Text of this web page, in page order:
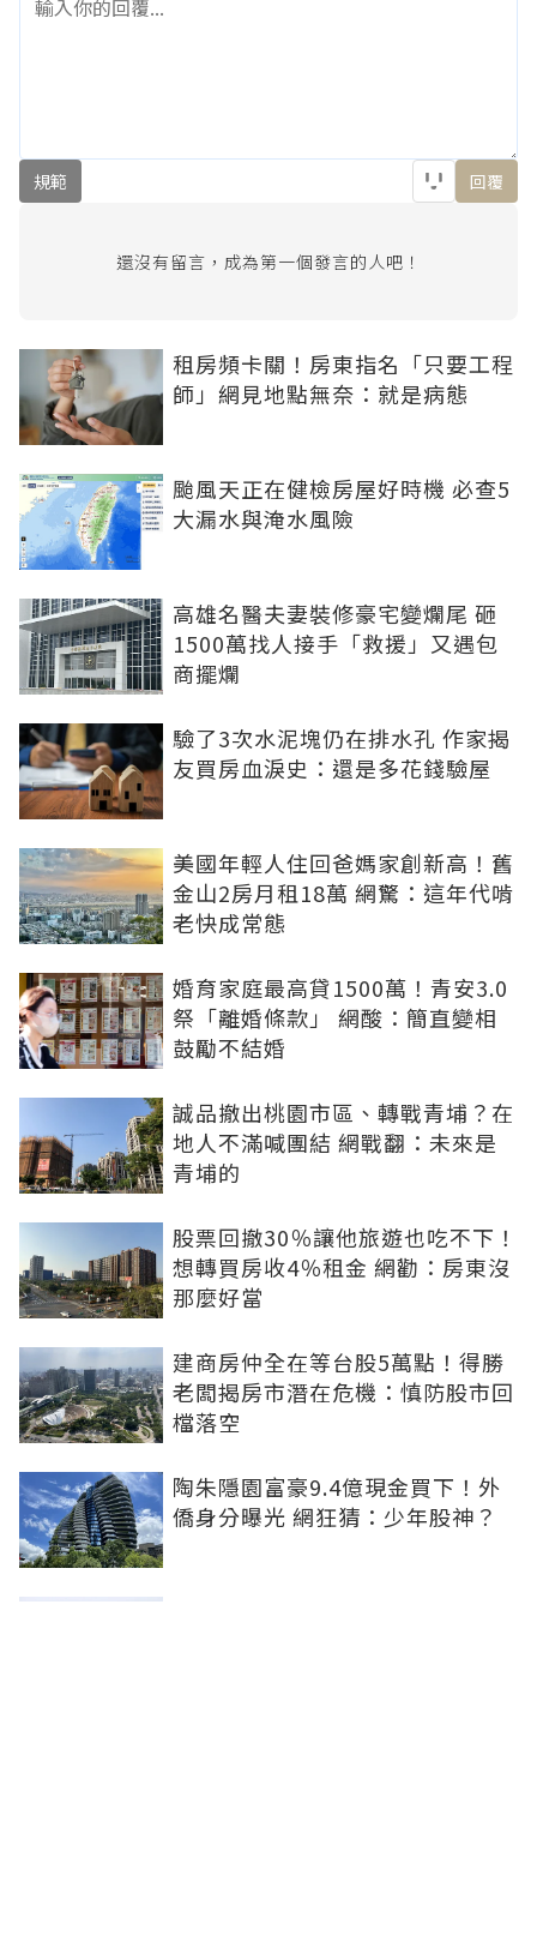
規範 回覆
還沒有留言，成為第一個發言的人吧！
租房頻卡關！房東指名「只要工程
師」網見地點無奈：就是病態
颱風天正在健檢房屋好時機 必查5
大漏水與淹水風險
高雄名醫夫妻裝修豪宅變爛尾 砸
1500萬找人接手「救援」又遇包
商擺爛
驗了3次水泥塊仍在排水孔 作家揭
友買房血淚史：還是多花錢驗屋
美國年輕人住回爸媽家創新高！舊
金山2房月租18萬 網驚：這年代啃
老快成常態
婚育家庭最高貸1500萬！青安3.0
祭「離婚條款」 網酸：簡直變相
鼓勵不結婚
誠品撤出桃園市區、轉戰青埔？在
地人不滿喊團結 網戰翻：未來是
青埔的
股票回撤30％讓他旅遊也吃不下！
想轉買房收4％租金 網勸：房東沒
那麼好當
建商房仲全在等台股5萬點！得勝
老闆揭房市潛在危機：慎防股市回
檔落空
陶朱隱園富豪9.4億現金買下！外
僑身分曝光 網狂猜：少年股神？